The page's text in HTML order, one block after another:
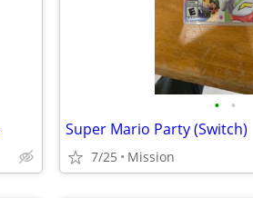
• •
Super Mario Party (Switch)
7/25 Mission